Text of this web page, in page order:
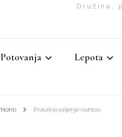
Družina,
Potovanja Lepota
Nohti Pravilno piljenje nohtov